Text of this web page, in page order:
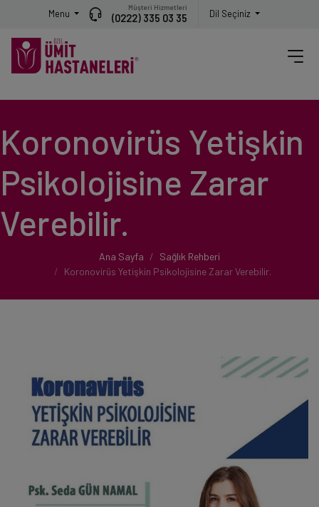
Menu
Müşteri Hizmetleri
(0222) 335 03 35 Dil Seçiniz
Koronovirüs Yetişkin
Psikolojisine Zarar
Verebilir.
Ana Sayfa
Sağlık Rehberi
Koronovirüs Yetişkin Psikolojisine Zarar Verebilir.